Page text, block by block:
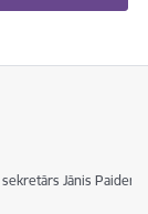
sekretārs Jānis